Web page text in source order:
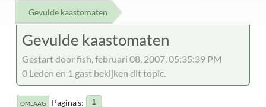
Gevulde kaastomaten
Gevulde kaastomaten
Gestart door fish, februari 08, 2007, 05:35:39 PM
0 Leden en 1 gast bekijken dit topic.
OMLAAG Pagina's 1